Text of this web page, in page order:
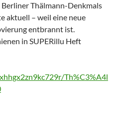
Thälmann-Denkmals
aktuell – weil eine neue
entbrannt ist.
in SUPERillu Heft
Th%C3%A4l